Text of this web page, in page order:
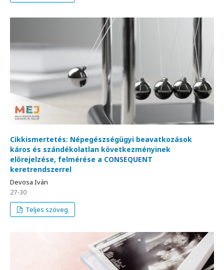
Cikkismertetés: Népegészségügyi beavatkozások
káros és szándékolatlan következményinek
előrejelzése, felmérése a CONSEQUENT
keretrendszerrel
Devosa Iván
27-30
Teljes szöveg